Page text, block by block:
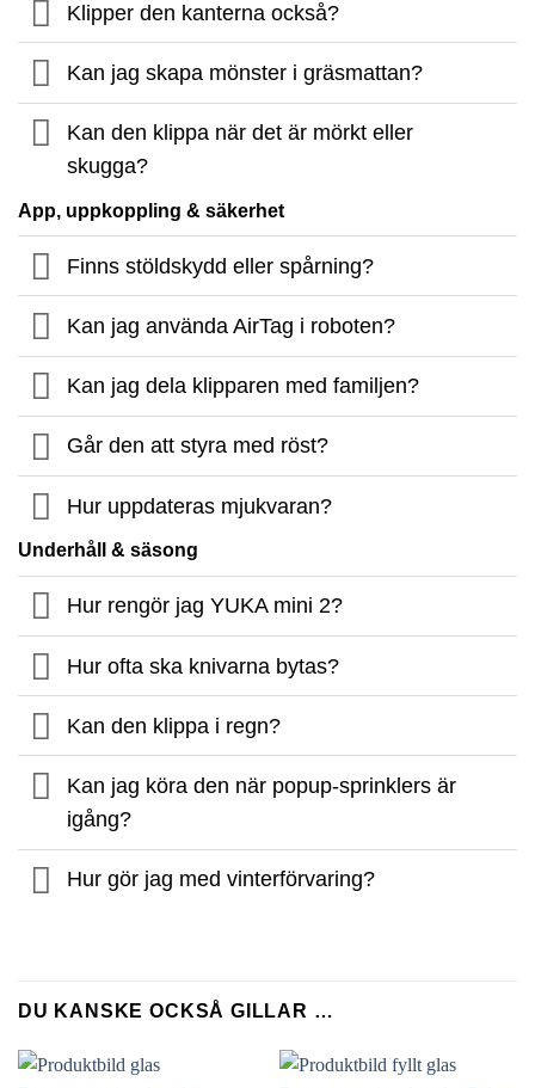
Klipper den kanterna också?
Kan jag skapa mönster i gräsmattan?
Kan den klippa när det är mörkt eller
skugga?
App, uppkoppling & säkerhet
Finns stöldskydd eller spårning?
Kan jag använda AirTag i roboten?
Kan jag dela klipparen med familjen?
Går den att styra med röst?
Hur uppdateras mjukvaran?
Underhåll & säsong
Hur rengör jag YUKA mini 2?
Hur ofta ska knivarna bytas?
Kan den klippa i regn?
Kan jag köra den när popup-sprinklers är
igång?
Hur gör jag med vinterförvaring?
DU KANSKE OCKSÅ GILLAR …